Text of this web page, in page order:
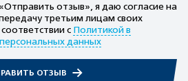
отзыв», я даю согласие на
третьим лицам своих
с Политикой в
данных
ОТЗЫВ